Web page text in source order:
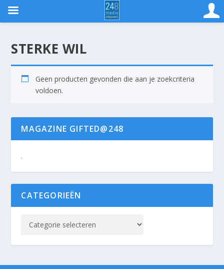
STERKE WIL
Geen producten gevonden die aan je zoekcriteria
voldoen.
MAGAZINE GIFTED@248
.
CATEGORIEËN